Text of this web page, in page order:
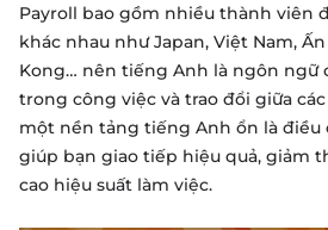
Payroll bao gồm nhiều thành viên
khác nhau như Japan, Việt Nam,
Kong… nên tiếng Anh là ngôn ngữ
trong công việc và trao đổi giữa
một nền tảng tiếng Anh ổn là điều
giúp bạn giao tiếp hiệu quả, giảm
cao hiệu suất làm việc.